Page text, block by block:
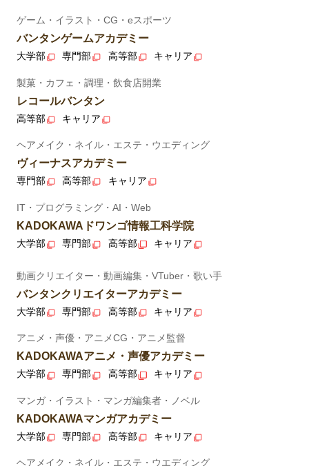
ゲーム・イラスト・CG・eスポーツ
バンタンゲームアカデミー
大学部 専門部 高等部 キャリア
製菓・カフェ・調理・飲食店開業
レコールバンタン
高等部 キャリア
ヘアメイク・ネイル・エステ・ウエディング
ヴィーナスアカデミー
専門部 高等部 キャリア
IT・プログラミング・AI・Web
KADOKAWAドワンゴ情報工科学院
大学部 専門部 高等部 キャリア
動画クリエイター・動画編集・VTuber・歌い手
バンタンクリエイターアカデミー
大学部 専門部 高等部 キャリア
アニメ・声優・アニメCG・アニメ監督
KADOKAWAアニメ・声優アカデミー
大学部 専門部 高等部 キャリア
マンガ・イラスト・マンガ編集者・ノベル
KADOKAWAマンガアカデミー
大学部 専門部 高等部 キャリア
ヘアメイク・ネイル・エステ・ウエディング